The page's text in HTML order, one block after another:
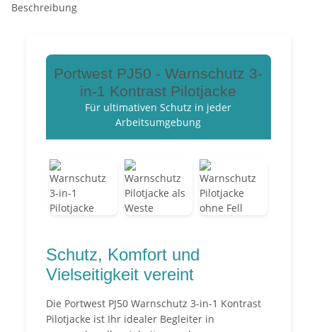
Beschreibung
Portwest PJ50 - Warnschutz 3-
in-1 Kontrast Pilotjacke
Für ultimativen Schutz in jeder
Arbeitsumgebung
Schutz, Komfort und
Vielseitigkeit vereint
Die Portwest PJ50 Warnschutz 3-in-1 Kontrast
Pilotjacke ist Ihr idealer Begleiter in